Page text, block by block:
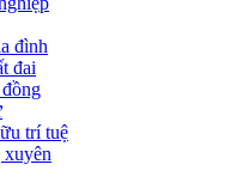
đình
đai
trí tuệ